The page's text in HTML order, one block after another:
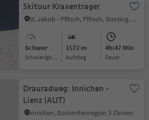
Skitour Kraxentrager
St. Jakob - Pfitsch, Pfitsch, Sterzing und Umgebung
Schwer
Schwierigkeitsgrad
1572 m
Aufstieg
4h:47 Min
Dauer
Drauradweg: Innichen -
Lienz (AUT)
Innichen, Dolomitenregion 3 Zinnen